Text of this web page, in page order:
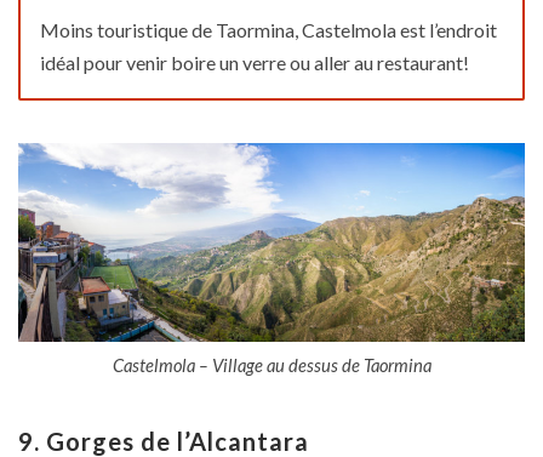
Moins touristique de Taormina, Castelmola est l’endroit
idéal pour venir boire un verre ou aller au restaurant!
Castelmola – Village au dessus de Taormina
9. Gorges de l’Alcantara